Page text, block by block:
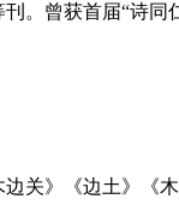
。曾获首届“诗
关》《边土》《